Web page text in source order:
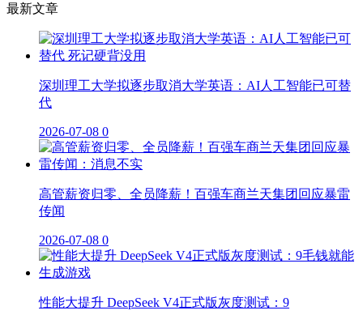
最新文章
深圳理工大学拟逐步取消大学英语：AI人工智能已可替
代
2026-07-08 0
高管薪资归零、全员降薪！百强车商兰天集团回应暴雷
传闻
2026-07-08 0
性能大提升 DeepSeek V4正式版灰度测试：9